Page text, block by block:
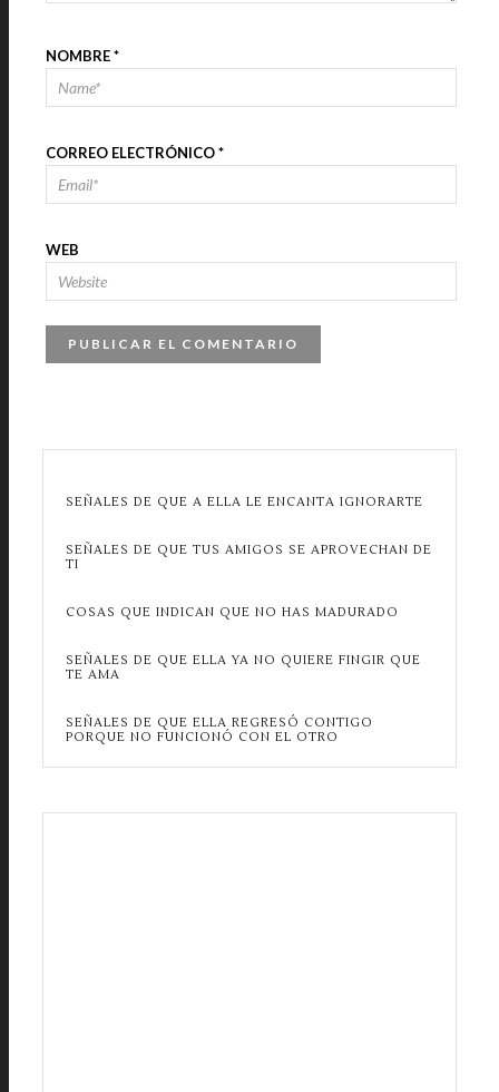
NOMBRE*
CORREO ELECTRÓNICO*
WEB
SEÑALES DE QUE A ELLA LE ENCANTA IGNORARTE
SEÑALES DE QUE TUS AMIGOS SE APROVECHAN DE
TI
COSAS QUE INDICAN QUE NO HAS MADURADO
SEÑALES DE QUE ELLA YA NO QUIERE FINGIR QUE
TE AMA
SEÑALES DE QUE ELLA REGRESÓ CONTIGO
PORQUE NO FUNCIONÓ CON EL OTRO